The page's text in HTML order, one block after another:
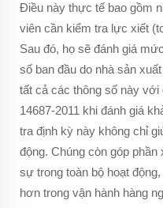
Điều này thực tế bao gồm
viên cần kiểm tra lực xiết
Sau đó, họ sẽ đánh giá
số ban đầu do nhà sản
tất cả các thông số này
14687-2011 khi đánh giá
tra định kỳ này không chỉ
động. Chúng còn góp
sự trong toàn bộ hoạt
hơn trong vận hành hàng